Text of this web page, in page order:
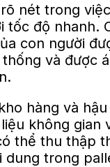
nét trong
tốc độ
con người
và
hàng và
không
thể thu
trong